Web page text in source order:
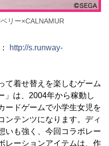
リー×CALNAMUR
http://s.runway-
て着せ替えを楽しむゲーム
」は、2004年から稼動し
ードゲームで小学生女児を
ンテンツになります。ディ
いも強く、今回コラボレー
レーションアイテムは、作